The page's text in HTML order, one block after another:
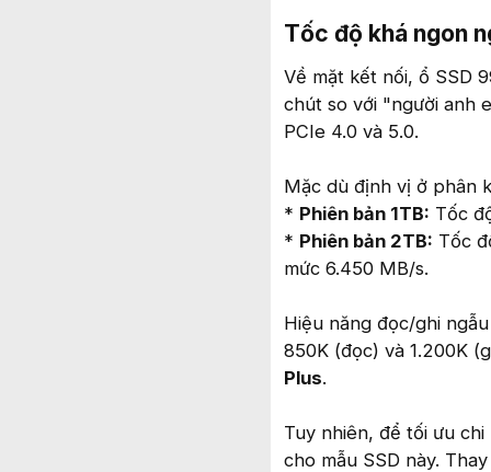
Tốc độ khá ngon
Về mặt kết nối, ổ SSD
chút so với "người anh
PCIe 4.0 và 5.0.
Mặc dù định vị ở phân
* Phiên bản 1TB: Tốc
* Phiên bản 2TB: Tốc
mức 6.450 MB/s.
Hiệu năng đọc/ghi
850K (đọc) và 1.200K
Plus.
Tuy nhiên, để tối ưu
cho mẫu SSD này.